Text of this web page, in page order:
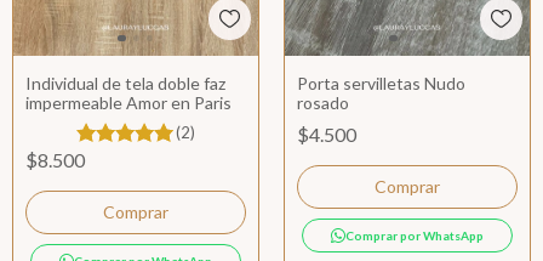
Individual de tela doble faz
impermeable Amor en Paris
(2)
$8.500
Porta servilletas Nudo
rosado
$4.500
Comprar por WhatsApp